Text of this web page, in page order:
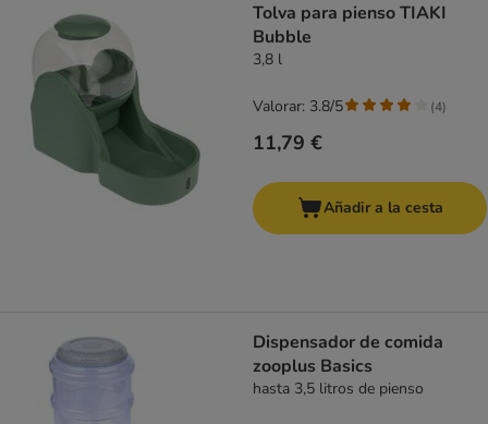
Tolva para pienso TIAKI
Bubble
3,8 l
11,79 €
Valorar: 3.8/5 (4)
Añadir a la cesta
Dispensador de comida
zooplus Basics
hasta 3,5 litros de pienso